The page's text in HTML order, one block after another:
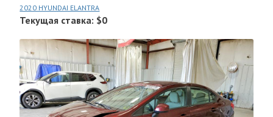
2020 HYUNDAI ELANTRA
Текущая ставка: $0